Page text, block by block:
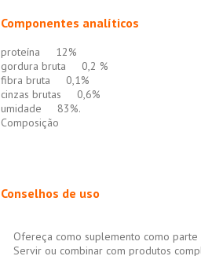
Componentes analíticos
proteína 12%
gordura bruta 0,2 %
fibra bruta 0,1%
cinzas brutas 0,6%
umidade 83%.
Composição
Conselhos de uso
Ofereça como suplemento como parte
Servir ou combinar com produtos